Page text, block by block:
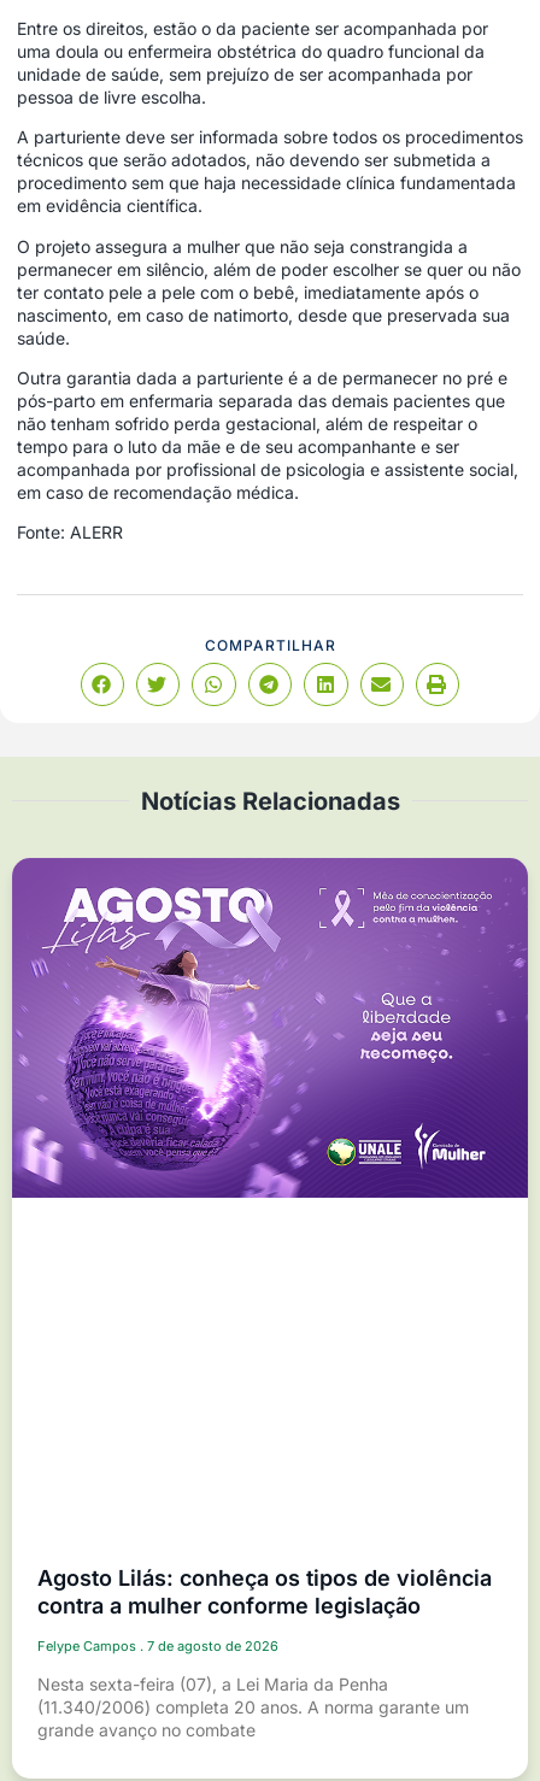
Entre os direitos, estão o da paciente ser acompanhada por
uma doula ou enfermeira obstétrica do quadro funcional da
unidade de saúde, sem prejuízo de ser acompanhada por
pessoa de livre escolha.
A parturiente deve ser informada sobre todos os procedimentos
técnicos que serão adotados, não devendo ser submetida a
procedimento sem que haja necessidade clínica fundamentada
em evidência científica.
O projeto assegura a mulher que não seja constrangida a
permanecer em silêncio, além de poder escolher se quer ou não
ter contato pele a pele com o bebê, imediatamente após o
nascimento, em caso de natimorto, desde que preservada sua
saúde.
Outra garantia dada a parturiente é a de permanecer no pré e
pós-parto em enfermaria separada das demais pacientes que
não tenham sofrido perda gestacional, além de respeitar o
tempo para o luto da mãe e de seu acompanhante e ser
acompanhada por profissional de psicologia e assistente social,
em caso de recomendação médica.
Fonte: ALERR
COMPARTILHAR
Notícias Relacionadas
Agosto Lilás: conheça os tipos de violência
contra a mulher conforme legislação
Felype Campos 7 de agosto de 2026
Nesta sexta-feira (07), a Lei Maria da Penha
(11.340/2006) completa 20 anos. A norma garante um
grande avanço no combate